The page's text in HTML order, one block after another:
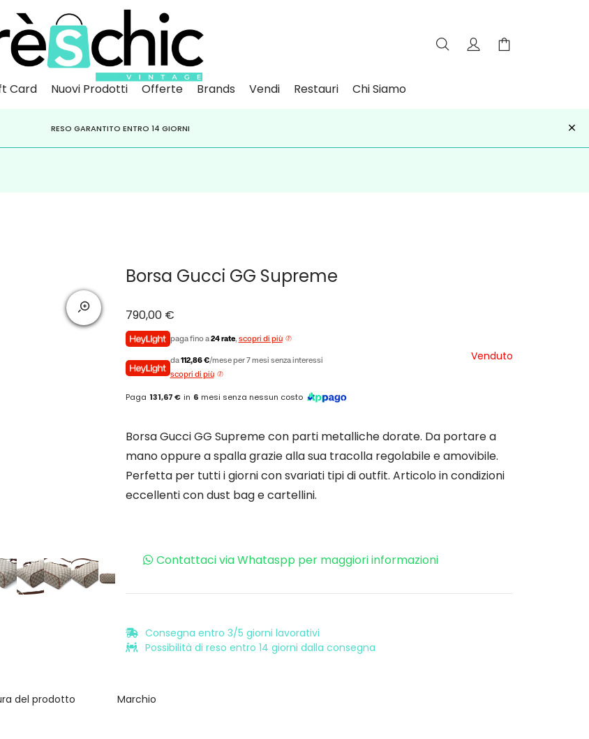
Card Nuovi Prodotti Offerte Brands Vendi Restauri Chi Siamo
PAGA A RATE CONKLARNA,HEYLIGHT,APPAGO
NEWSLETTER PER NON PERDERE SCONTI E OFFERTE IMPERDIBILI!
RESO GARANTITO ENTRO 14 GIORNI ×
Borsa Gucci GG Supreme
790,00 €
paga fino a24 rate, scopri di più
da112,86 €/mese per 7 mesi senza interessi
scopri di più
Paga 131,67 € in 6 mesi senza nessun costo
Venduto
Borsa Gucci GG Supreme con parti metalliche dorate. Da portare a
mano oppure a spalla grazie alla sua tracolla regolabile e amovibile.
Perfetta per tutti i giorni con svariati tipi di outfit. Articolo in condizioni
eccellenti con dust bag e cartellini.
Contattaci via Whataspp per maggiori informazioni
Consegna entro 3/5 giorni lavorativi
Possibilità di reso entro 14 giorni dalla consegna
del prodotto Marchio